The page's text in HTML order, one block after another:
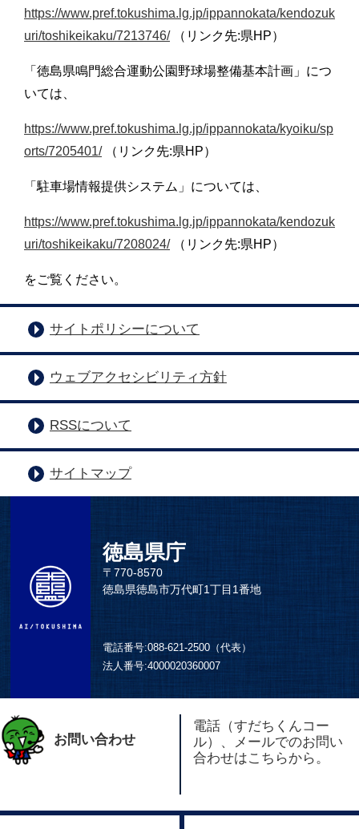
https://www.pref.tokushima.lg.jp/ippannokata/kendozuk
uri/toshikeikaku/7213746/（リンク先:県HP）
「徳島県鳴門総合運動公園野球場整備基本計画」につ
いては、
https://www.pref.tokushima.lg.jp/ippannokata/kyoiku/sp
orts/7205401/（リンク先:県HP）
「駐車場情報提供システム」については、
https://www.pref.tokushima.lg.jp/ippannokata/kendozuk
uri/toshikeikaku/7208024/（リンク先:県HP）
をご覧ください。
サイトポリシーについて
ウェブアクセシビリティ方針
RSSについて
サイトマップ
徳島県庁
〒770-8570
徳島県徳島市万代町1丁目1番地
電話番号:088-621-2500（代表）
法人番号:4000020360007
お問い合わせ
電話（すだちくんコー
ル）、メールでのお問い
合わせはこちらから。